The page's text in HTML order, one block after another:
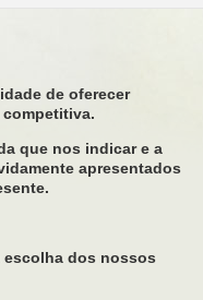
de oferecer
que nos indicar e a
apresentados
dos nossos